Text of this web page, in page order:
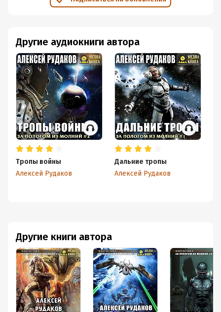
Другие книги автора
Другие аудиокниги автора
Тропы войны
Алексей Рудаков
Дальние тропы
Алексей Рудаков